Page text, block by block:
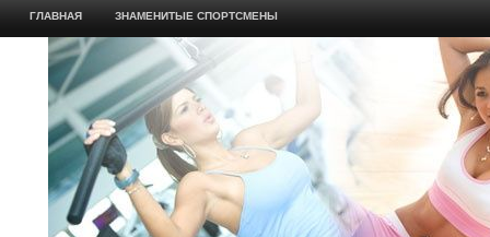
ГЛАВНАЯ ЗНАМЕНИТЫЕ СПОРТСМЕНЫ